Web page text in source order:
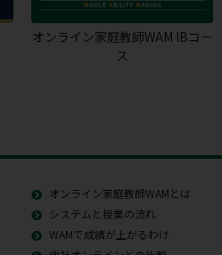
オンライン家庭教師WAM IBコー
ス
オンライン家庭教師WAMとは
システムと授業の流れ
WAMで成績が上がるわけ